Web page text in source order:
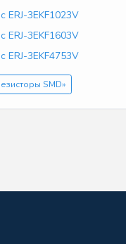
ERJ-3EKF1023V
ERJ-3EKF1603V
ERJ-3EKF4753V
SMD»